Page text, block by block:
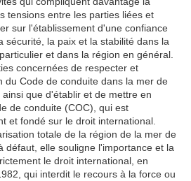
tensions entre les parties liées et
sur l'établissement d'une confiance
sécurité, la paix et la stabilité dans la
et dans la région en général.
concernées de respecter et
du Code de conduite dans la mer de
que d'établir et de mettre en
de conduite (COC), qui est
et fondé sur le droit international.
totale de la région de la mer de
défaut, elle souligne l'importance et la
le droit international, en
qui interdit le recours à la force ou